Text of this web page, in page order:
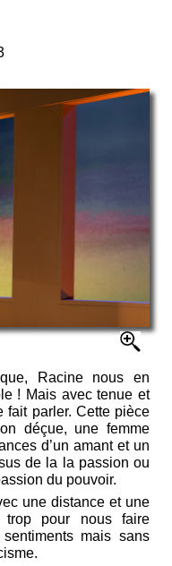
Racine nous en
! Mais avec tenue et
fait parler. Cette pièce
déçue, une femme
d’un amant et un
de la la passion ou
du pouvoir.
une distance et une
trop pour nous faire
mais sans